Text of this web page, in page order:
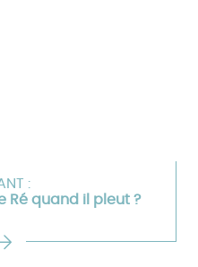
:
Ré quand il pleut ?